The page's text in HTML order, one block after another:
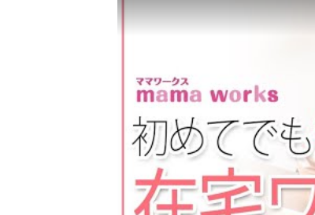
ママワークスで稼げる金額は職
未経験なら月1万～5万円をひ
データ入力やテレアポは職種
業務委託はお金まわりの条件
契約前は修正回数・連絡頻度
高収入だけを強く出す求人には
返信がこない・採用されないと